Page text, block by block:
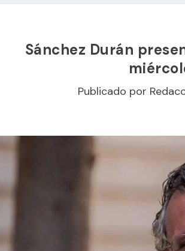
Sánchez Durán
Publicado por